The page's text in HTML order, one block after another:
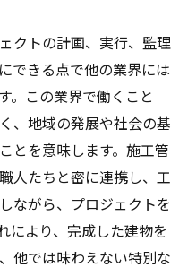
クトの計画、実行、監理
できる点で他の業界には
。この業界で働くこと
、地域の発展や社会の基
とを意味します。施工管
人たちと密に連携し、工
ながら、プロジェクトを
により、完成した建物を
他では味わえない特別な